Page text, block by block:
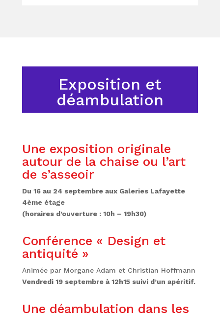
Exposition et
déambulation
Une exposition originale
autour de la chaise ou l’art
de s’asseoir
Du 16 au 24 septembre aux Galeries Lafayette
4ème étage
(horaires d’ouverture : 10h – 19h30)
Conférence « Design et
antiquité »
Animée par Morgane Adam et Christian Hoffmann
Vendredi 19 septembre à 12h15 suivi d’un apéritif.
Une déambulation dans les